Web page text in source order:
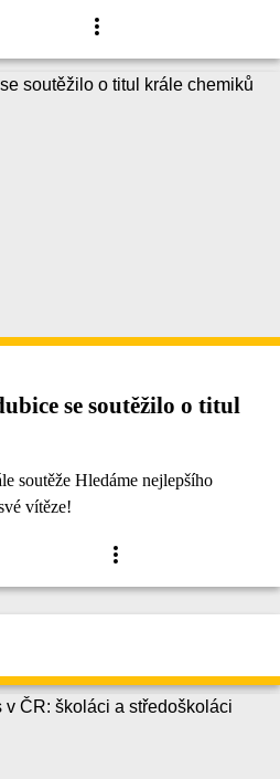
se soutěžilo o titul
soutěže Hledáme nejlepšího
vítěze!